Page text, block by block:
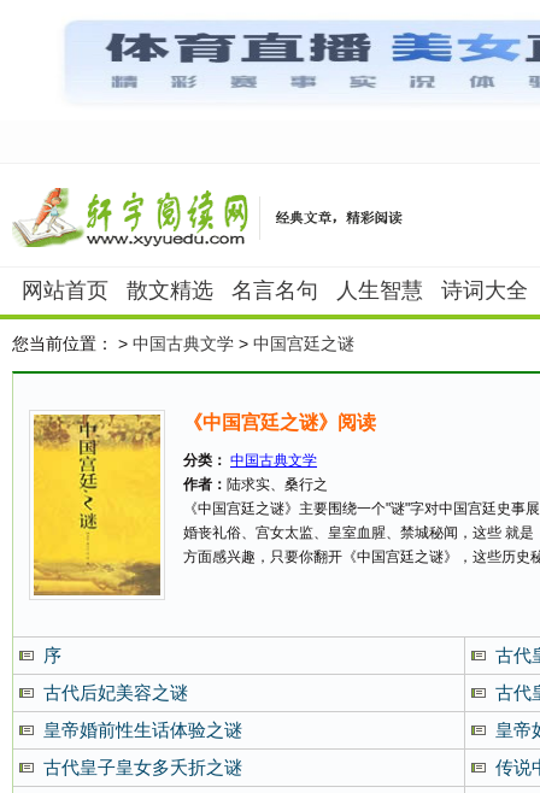
网站首页 散文精选 名言名句 人生智慧 诗词大全
您当前位置： > 中国古典文学 > 中国宫廷之谜
《中国宫廷之谜》阅读
分类： 中国古典文学
作者： 陆求实、桑行之
《中国宫廷之谜》主要围绕一个"谜"字对中国宫廷史
婚丧礼俗、宫女太监、皇室血腥、禁城秘闻，这些 就
方面感兴趣，只要你翻开《中国宫廷之谜》，这些历史
序
古代
古代后妃美容之谜
古代
皇帝婚前性生话体验之谜
皇帝
古代皇子皇女多夭折之谜
传说